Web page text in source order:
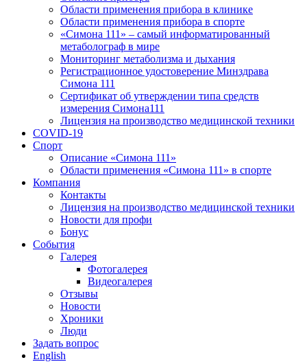
Области применения прибора в клинике
Области применения прибора в спорте
«Симона 111» – самый информатированный
метаболограф в мире
Мониторинг метаболизма и дыхания
Регистрационное удостоверение Минздрава
Симона 111
Сертификат об утверждении типа средств
измерения Симона111
Лицензия на производство медицинской техники
COVID-19
Спорт
Описание «Симона 111»
Области применения «Симона 111» в спорте
Компания
Контакты
Лицензия на производство медицинской техники
Новости для профи
Бонус
События
Галерея
Фотогалерея
Видеогалерея
Отзывы
Новости
Хроники
Люди
Задать вопрос
English